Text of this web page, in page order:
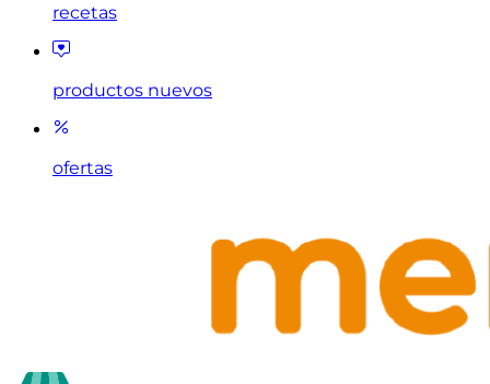
recetas
productos nuevos
ofertas